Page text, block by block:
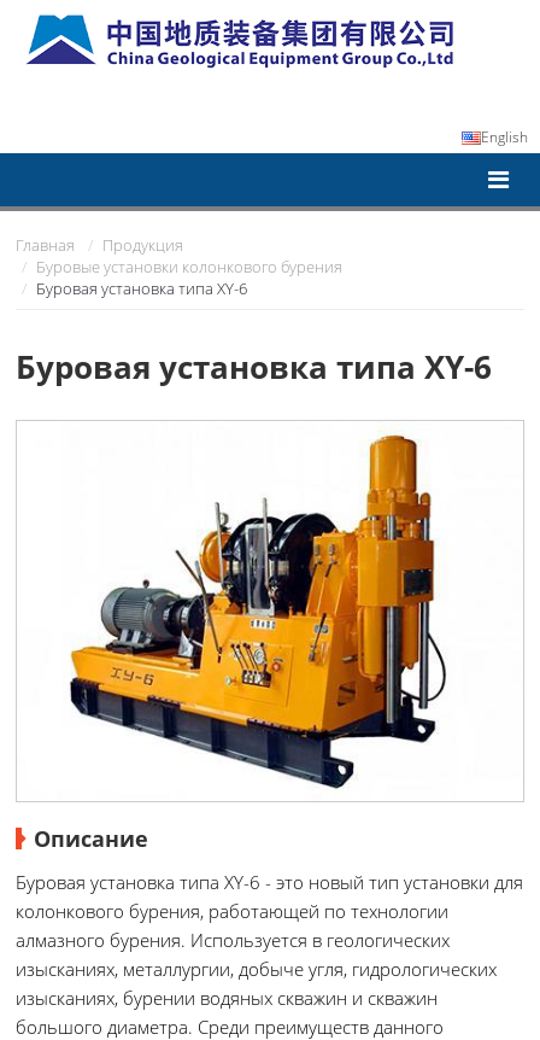
English
Главная
Продукция
Буровые установки колонкового бурения
Буровая установка типа XY-6
Буровая установка типа XY-6
Описание
Буровая установка типа XY-6 - это новый тип установки для
колонкового бурения, работающей по технологии
алмазного бурения. Используется в геологических
изысканиях, металлургии, добыче угля, гидрологических
изысканиях, бурении водяных скважин и скважин
большого диаметра. Среди преимуществ данного